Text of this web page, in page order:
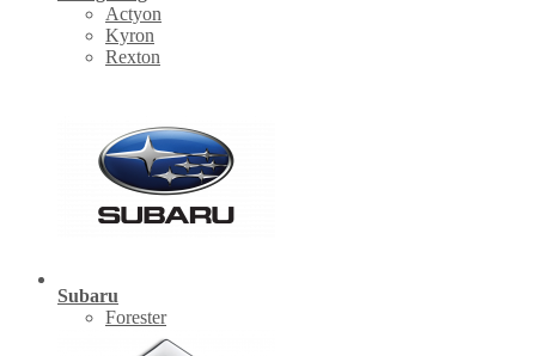
Actyon
Kyron
Rexton
Subaru
Forester